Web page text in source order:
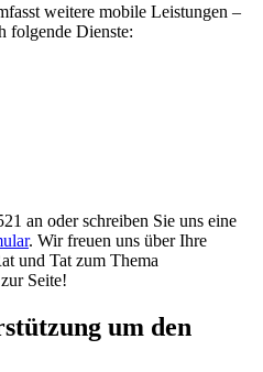
weitere mobile Leistungen –
folgende Dienste:
an oder schreiben Sie uns eine
. Wir freuen uns über Ihre
und Tat zum Thema
Seite!
um den